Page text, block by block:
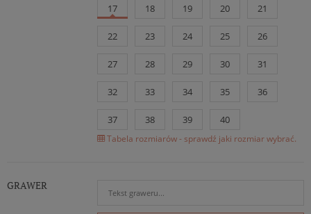
17 18 19 20 21
22 23 24 25 26
27 28 29 30 31
32 33 34 35 36
37 38 39 40
Tabela rozmiarów - sprawdź jaki rozmiar wybrać.
GRAWER